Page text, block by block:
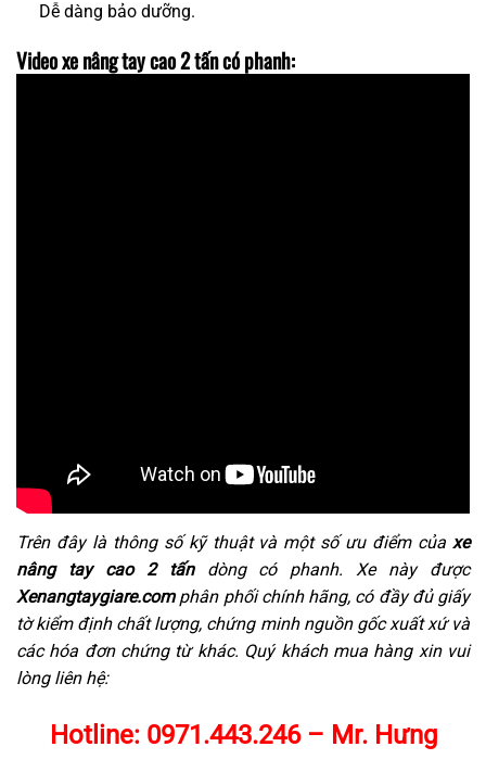
Dễ dàng bảo dưỡng.
Video xe nâng tay cao 2 tấn có phanh:
Trên đây là thông số kỹ thuật và một số ưu điểm của xe
nâng tay cao 2 tấndòng có phanh. Xe này được
Xenangtaygiare.comphân phối chính hãng, có đầy đủ giấy
tờ kiểm định chất lượng, chứng minh nguồn gốc xuất xứ và
các hóa đơn chứng từ khác. Quý khách mua hàng xin vui
lòng liên hệ:
Hotline: 0971.443.246 – Mr. Hưng